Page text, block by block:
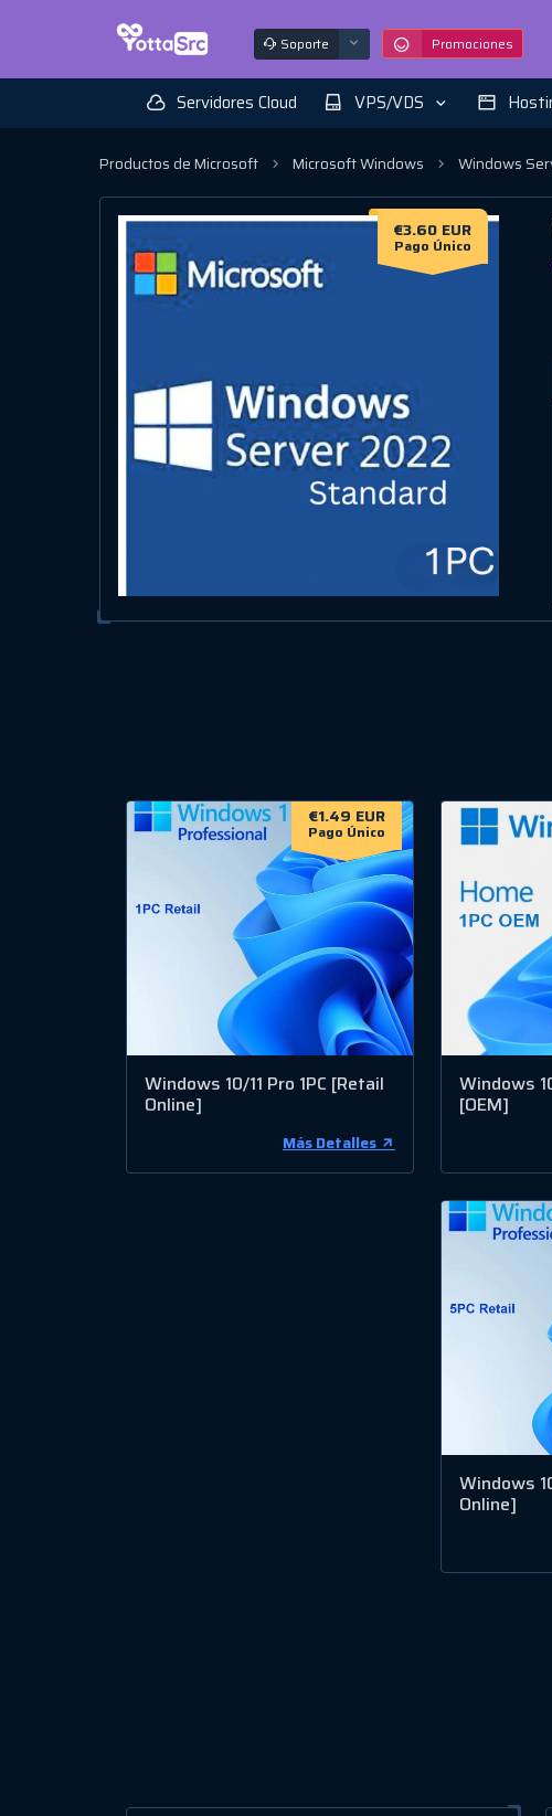
Soporte Promociones
Servidores Cloud VPS/VDS
Productos de Microsoft Microsoft Windows Windows
€3.60 EUR
Pago Único
€1.49 EUR
Pago Único
Windows 10/11 Pro 1PC [Retail
Online]
Más Detalles
Windows
[OEM]
Windows
Online]